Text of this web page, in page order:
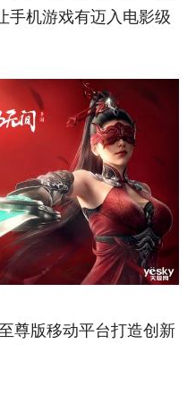
手机游戏有迈入电影级
尊版移动平台打造创新